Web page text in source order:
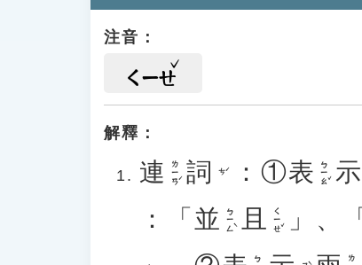
注音：
ㄑㄧㄝ
解釋：
連 ㄌㄧㄢˊ 詞 ㄘˊ ：①表 ㄅㄧㄠˇ 示
：「 並 ㄅㄧㄥˋ 且 ㄑㄧㄝˇ 」、「